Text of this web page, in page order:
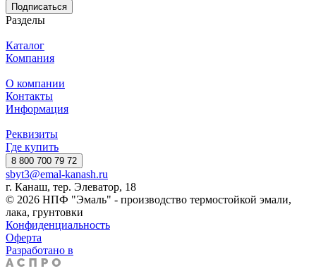
Подписаться
Разделы
Каталог
Компания
О компании
Контакты
Информация
Реквизиты
Где купить
8 800 700 79 72
sbyt3@emal-kanash.ru
г. Канаш, тер. Элеватор, 18
© 2026 НПФ "Эмаль" - производство термостойкой эмали,
лака, грунтовки
Конфиденциальность
Оферта
Разработано в